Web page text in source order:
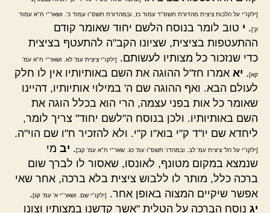
[ילקו"י על הלכות ציצית מהדורת תשס"ד עמוד כז, ובמהדורת תשס"ו עמוד כ'. ושאר"י ח"א עמוד
ק']. י טוב לומר בנוסח הלשם יחוד שאומר קודם
ההתעטפות בציצית, שציונו הקב"ה להתעטף בציצית
כדי שנזכור כל מצותיו לעשותם.
[ילקו"י ציצית עמ' לא. ושאר"י ח"א עמ'
קא]. יא אמרו חז"ל ההוגה את השם באותיותיו אין לו חלק
לעולם הבא. ואף ההוגה שם ה' במילוי אותיותיו, דהיינו
שאומר כל אות בפני עצמה, הרי הוא בכלל הוגה את
השם באותיותיו. ולכן בנוסח ה"לשם יחוד" צריך לומר,
ליחדא שם יו"ד ק"י בוא"ו ק"י. ולא להזכיר ח"ו שם הוי"ה.
[ילקו"י על הל' ציצית עמ' לב. ובמהדו' תשס"ו עמ' כג. שאר"י ח"א עמ' קב]. יב מי
שנמצא במקום מטונף, לאונסו, שאסור לו לברך שום
ברכה כלל, מותר לו ללבוש ציצית בלא ברכה, אחר שאי
אפשר שיקיים המצוה באופן אחר.
[ילקו"י שם. ושאר"י א' עמ' קג].
יג נוסח הברכה על הטלית "אשר קדשנו במצותיו וצונו